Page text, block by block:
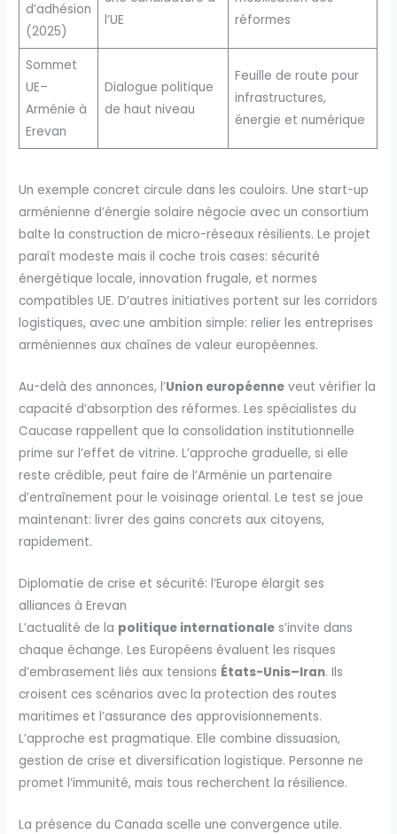
d’adhésion
(2025)
l’UE
réformes
Sommet
UE–
Arménie à
Erevan
Dialogue politique
de haut niveau
Feuille de route pour
infrastructures,
énergie et numérique
Un exemple concret circule dans les couloirs. Une start-up
arménienne d’énergie solaire négocie avec un consortium
balte la construction de micro-réseaux résilients. Le projet
paraît modeste mais il coche trois cases: sécurité
énergétique locale, innovation frugale, et normes
compatibles UE. D’autres initiatives portent sur les corridors
logistiques, avec une ambition simple: relier les entreprises
arméniennes aux chaînes de valeur européennes.
Au-delà des annonces, l’Union européenne veut vérifier la
capacité d’absorption des réformes. Les spécialistes du
Caucase rappellent que la consolidation institutionnelle
prime sur l’effet de vitrine. L’approche graduelle, si elle
reste crédible, peut faire de l’Arménie un partenaire
d’entraînement pour le voisinage oriental. Le test se joue
maintenant: livrer des gains concrets aux citoyens,
rapidement.
Diplomatie de crise et sécurité: l’Europe élargit ses
alliances à Erevan
L’actualité de la politique internationale s’invite dans
chaque échange. Les Européens évaluent les risques
d’embrasement liés aux tensions États-Unis–Iran. Ils
croisent ces scénarios avec la protection des routes
maritimes et l’assurance des approvisionnements.
L’approche est pragmatique. Elle combine dissuasion,
gestion de crise et diversification logistique. Personne ne
promet l’immunité, mais tous recherchent la résilience.
La présence du Canada scelle une convergence utile.